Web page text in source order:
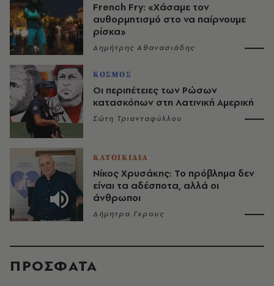
French Fry: «Χάσαμε τον
αυθορμητισμό στο να παίρνουμε
ρίσκα»
Δημήτρης Αθανασιάδης
ΚΟΣΜΟΣ
Οι περιπέτειες των Ρώσων
κατασκόπων στη Λατινική Αμερική
Σώτη Τριανταφύλλου
ΚΑΤΟΙΚΙΔΙΑ
Νίκος Χρυσάκης: Το πρόβλημα δεν
είναι τα αδέσποτα, αλλά οι
άνθρωποι
Δήμητρα Γκρους
ΠΡΟΣΦΑΤΑ